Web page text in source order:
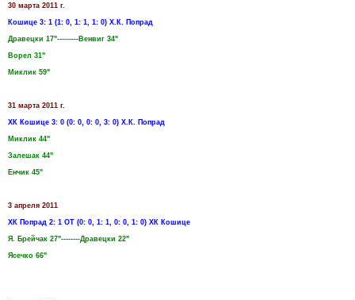
30 марта 2011 г.
Кошице 3: 1 (1: 0, 1: 1, 1: 0) Х.К. Попрад
Дравецки 17"---------Венвиг 34"
Ворел 31"
Миклик 59"
31 марта 2011 г.
ХК Кошице 3: 0 (0: 0, 0: 0, 3: 0) Х.К. Попрад
Миклик 44"
Залешак 44"
Енчик 45"
3 апреля 2011
ХК Попрад 2: 1 ОТ (0: 0, 1: 1, 0: 0, 1: 0) ХК Кошице
Я. Брейчак 27"--------Дравецки 22"
Ясечко 66"